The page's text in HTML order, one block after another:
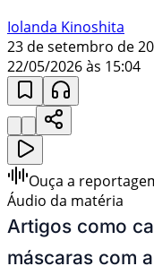
Iolanda Kinoshita
23 de setembro de
22/05/2026 às 15:04
Ouça a
Áudio da matéria
Artigos como
máscaras com